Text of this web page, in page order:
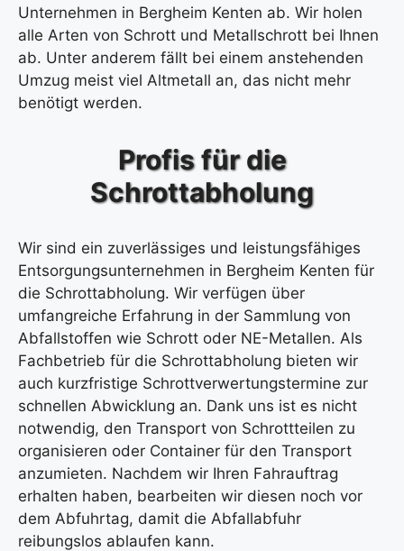
Unternehmen in Bergheim Kenten ab. Wir holen
alle Arten von Schrott und Metallschrott bei Ihnen
ab. Unter anderem fällt bei einem anstehenden
Umzug meist viel Altmetall an, das nicht mehr
benötigt werden.
Profis für die
Schrottabholung
Wir sind ein zuverlässiges und leistungsfähiges
Entsorgungsunternehmen in Bergheim Kenten für
die Schrottabholung. Wir verfügen über
umfangreiche Erfahrung in der Sammlung von
Abfallstoffen wie Schrott oder NE-Metallen. Als
Fachbetrieb für die Schrottabholung bieten wir
auch kurzfristige Schrottverwertungstermine zur
schnellen Abwicklung an. Dank uns ist es nicht
notwendig, den Transport von Schrottteilen zu
organisieren oder Container für den Transport
anzumieten. Nachdem wir Ihren Fahrauftrag
erhalten haben, bearbeiten wir diesen noch vor
dem Abfuhrtag, damit die Abfallabfuhr
reibungslos ablaufen kann.